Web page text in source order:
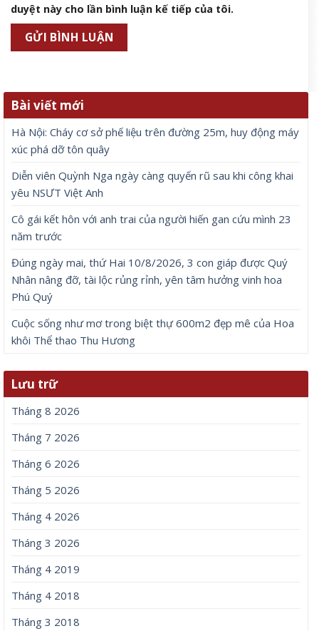
duyệt này cho lần bình luận kế tiếp của tôi.
Bài viết mới
Hà Nội: Cháy cơ sở phế liệu trên đường 25m, huy động máy
xúc phá dỡ tôn quây
Diễn viên Quỳnh Nga ngày càng quyến rũ sau khi công khai
yêu NSƯT Việt Anh
Cô gái kết hôn với anh trai của người hiến gan cứu mình 23
năm trước
Đúng ngày mai, thứ Hai 10/8/2026, 3 con giáp được Quý
Nhân nâng đỡ, tài lộc rủng rỉnh, yên tâm hưởng vinh hoa
Phú Quý
Cuộc sống như mơ trong biệt thự 600m2 đẹp mê của Hoa
khôi Thể thao Thu Hương
Lưu trữ
Tháng 8 2026
Tháng 7 2026
Tháng 6 2026
Tháng 5 2026
Tháng 4 2026
Tháng 3 2026
Tháng 4 2019
Tháng 4 2018
Tháng 3 2018